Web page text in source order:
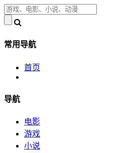
常用导航
首页
导航
电影
游戏
小说